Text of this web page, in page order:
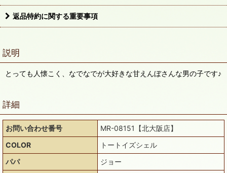
返品特約に関する重要事項
説明
とっても人懐こく、なでなでが大好きな甘えんぼさんな男の子です♪
詳細
お問い合わせ番号
MR-08151【北大阪店】
COLOR
トートイズシェル
パパ
ジョー